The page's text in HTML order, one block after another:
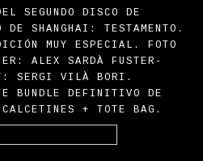
SEGUNDO DISCO DE
SHANGHAI: TESTAMENTO.
MUY ESPECIAL. FOTO
ALEX SARDÀ FUSTER-
SERGI VILÀ BORI.
BUNDLE DEFINITIVO DE
+ TOTE BAG.